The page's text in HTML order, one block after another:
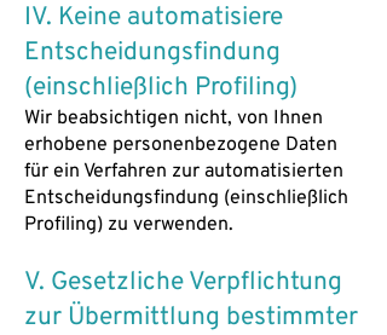
IV. Keine automatisiere
Entscheidungsfindung
(einschließlich Profiling)
Wir beabsichtigen nicht, von Ihnen
erhobene personenbezogene Daten
für ein Verfahren zur automatisierten
Entscheidungsfindung (einschließlich
Profiling) zu verwenden.
V. Gesetzliche Verpflichtung
zur Übermittlung bestimmter